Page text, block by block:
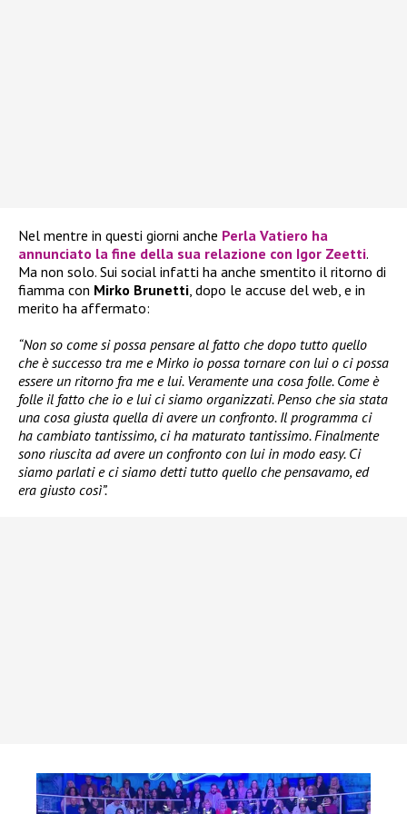
Nel mentre in questi giorni anche Perla Vatiero ha
annunciato la fine della sua relazione con Igor Zeetti.
Ma non solo. Sui social infatti ha anche smentito il ritorno di
fiamma con Mirko Brunetti , dopo le accuse del web, e in
merito ha affermato:
“Non so come si possa pensare al fatto che dopo tutto quello
che è successo tra me e Mirko io possa tornare con lui o ci possa
essere un ritorno fra me e lui. Veramente una cosa folle. Come è
folle il fatto che io e lui ci siamo organizzati. Penso che sia stata
una cosa giusta quella di avere un confronto. Il programma ci
ha cambiato tantissimo, ci ha maturato tantissimo. Finalmente
sono riuscita ad avere un confronto con lui in modo easy. Ci
siamo parlati e ci siamo detti tutto quello che pensavamo, ed
era giusto così”.